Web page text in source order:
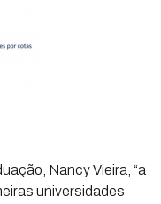
Nancy Vieira, “a
universidades